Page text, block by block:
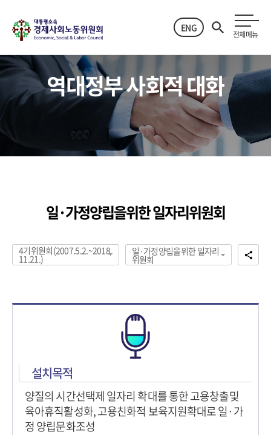
ENG
전체메뉴
역대정부 사회적 대화
일·가정양립을위한 일자리위원회
4기위원회(2007.5.2.~2018.
11.21.)
일·가정양립을위한 일자리
위원회
설치목적
양질의 시간선택제 일자리 확대를 통한 고용창출및
육아휴직활성화, 고용친화적 보육지원확대로 일·가
정 양립문화조성